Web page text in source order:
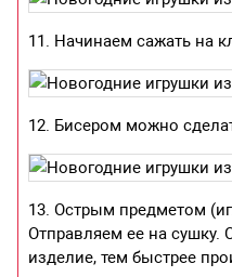
11. Начинаем сажать на
12. Бисером можно
13. Острым предметом
Отправляем ее на сушку.
изделие, тем быстрее